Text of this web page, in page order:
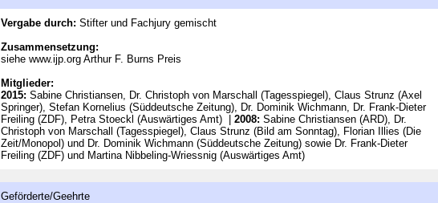
Vergabe durch: Stifter und Fachjury gemischt
Zusammensetzung:
siehe www.ijp.org Arthur F. Burns Preis
Mitglieder:
2015: Sabine Christiansen, Dr. Christoph von Marschall (Tagesspiegel), Claus Strunz (Axel
Springer), Stefan Kornelius (Süddeutsche Zeitung), Dr. Dominik Wichmann, Dr. Frank-Dieter
Freiling (ZDF), Petra Stoeckl (Auswärtiges Amt) | 2008: Sabine Christiansen (ARD), Dr.
Christoph von Marschall (Tagesspiegel), Claus Strunz (Bild am Sonntag), Florian Illies (Die
Zeit/Monopol) und Dr. Dominik Wichmann (Süddeutsche Zeitung) sowie Dr. Frank-Dieter
Freiling (ZDF) und Martina Nibbeling-Wriessnig (Auswärtiges Amt)
Geförderte/Geehrte